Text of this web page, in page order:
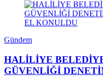
Gündem
HALİLİYE
GÜVENLİĞİ